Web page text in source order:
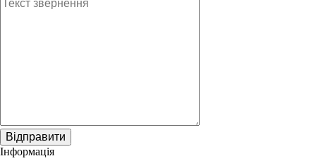
Відправити
Інформація